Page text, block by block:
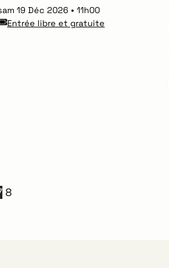
19 Déc 2026
11h00
Entrée libre et gratuite
8